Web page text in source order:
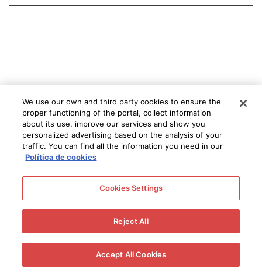
Join our newsletter:
Subscribe
Follow all of Tio Pepe's activity!
Find us on social networks:
We use our own and third party cookies to ensure the
proper functioning of the portal, collect information
about its use, improve our services and show you
personalized advertising based on the analysis of your
traffic. You can find all the information you need in our
Política de cookies
Cookies Settings
Reject All
Accept All Cookies